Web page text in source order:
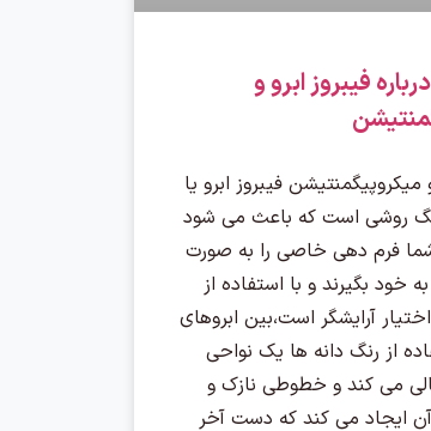
فیبروز ابرو و
میکروپیگمنتیشن فیبروز ابرو یا
روشی است که باعث می شود
شما فرم دهی خاصی را به صورت
خود بگیرند و با استفاده از
آرایشگر است،بین ابروهای
از رنگ دانه ها یک نواحی
می کند و خطوطی نازک و
آن ایجاد می کند که دست آخر